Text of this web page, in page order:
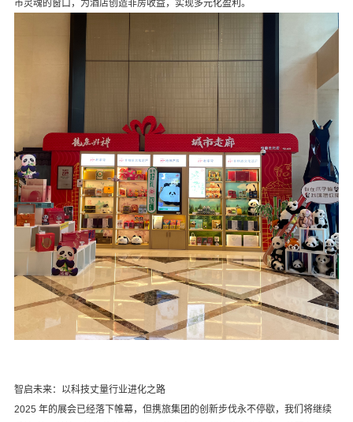
市灵魂的窗口，为酒店创造非房收益，实现多元化盈利。
智启未来：以科技丈量行业进化之路
2025 年的展会已经落下帷幕，但携旅集团的创新步伐永不停歇， 我们将继续